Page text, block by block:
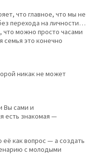
что главное, что мы не
перехода на личности…
можно просто часами
семья это конечно
никак не может
Вы сами и
есть знакомая —
как вопрос — а создать
с молодыми